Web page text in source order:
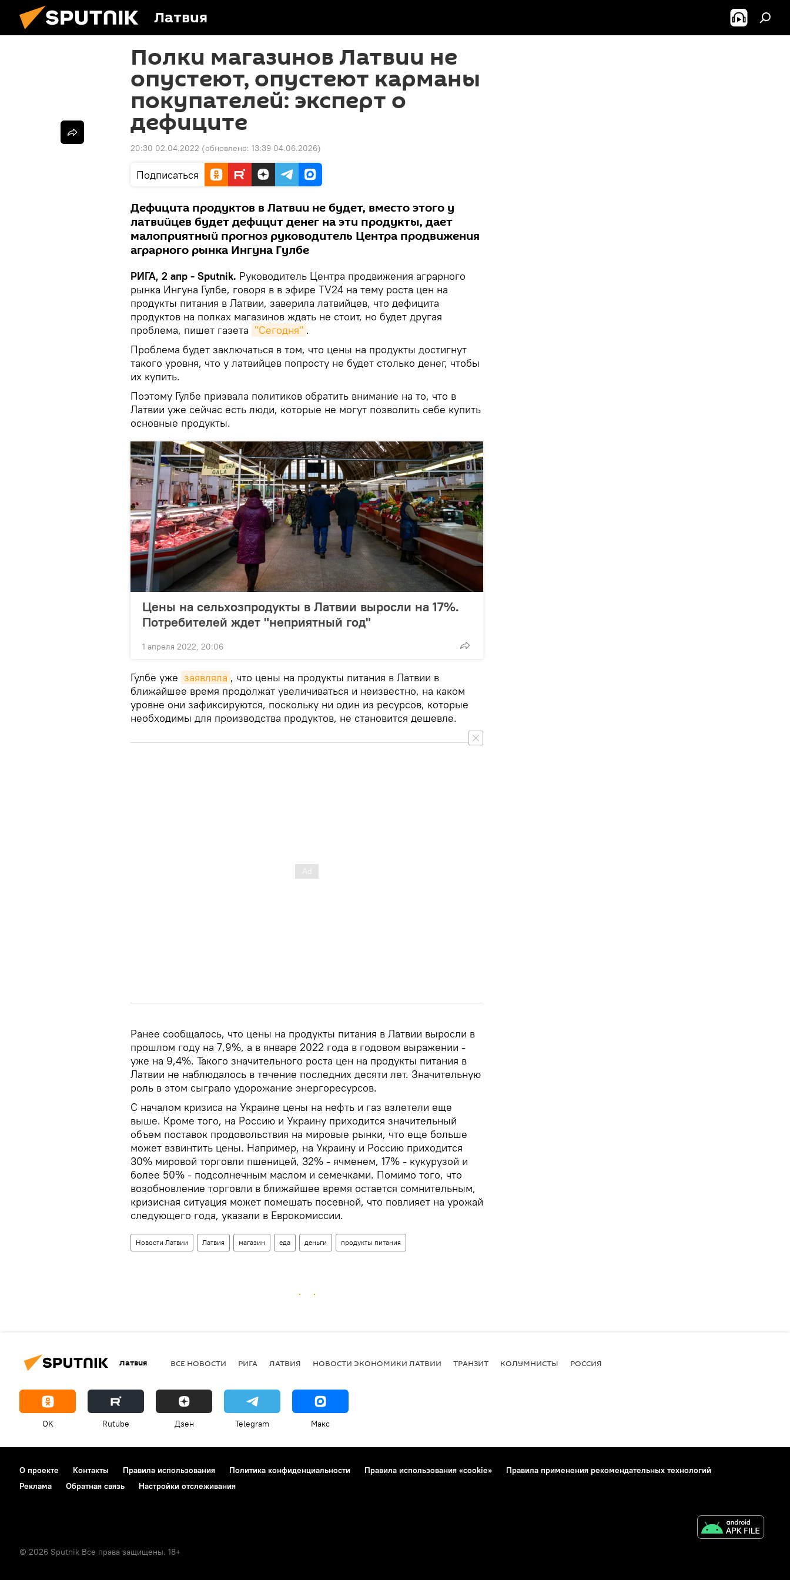
Латвия
Полки магазинов Латвии не
опустеют, опустеют карманы
покупателей: эксперт о
дефиците
20:30 02.04.2022 (обновлено: 13:39 04.06.2026)
Подписаться
Дефицита продуктов в Латвии не будет, вместо этого у
латвийцев будет дефицит денег на эти продукты, дает
малоприятный прогноз руководитель Центра продвижения
аграрного рынка Ингуна Гулбе
РИГА, 2 апр - Sputnik. Руководитель Центра продвижения аграрного
рынка Ингуна Гулбе, говоря в в эфире TV24 на тему роста цен на
продукты питания в Латвии, заверила латвийцев, что дефицита
продуктов на полках магазинов ждать не стоит, но будет другая
проблема, пишет газета "Сегодня" .
Проблема будет заключаться в том, что цены на продукты достигнут
такого уровня, что у латвийцев попросту не будет столько денег, чтобы
их купить.
Поэтому Гулбе призвала политиков обратить внимание на то, что в
Латвии уже сейчас есть люди, которые не могут позволить себе купить
основные продукты.
Цены на сельхозпродукты в Латвии выросли на 17%.
Потребителей ждет "неприятный год"
1 апреля 2022, 20:06
Гулбе уже заявляла , что цены на продукты питания в Латвии в
ближайшее время продолжат увеличиваться и неизвестно, на каком
уровне они зафиксируются, поскольку ни один из ресурсов, которые
необходимы для производства продуктов, не становится дешевле.
Ранее сообщалось, что цены на продукты питания в Латвии выросли в
прошлом году на 7,9%, а в январе 2022 года в годовом выражении -
уже на 9,4%. Такого значительного роста цен на продукты питания в
Латвии не наблюдалось в течение последних десяти лет. Значительную
роль в этом сыграло удорожание энергоресурсов.
С началом кризиса на Украине цены на нефть и газ взлетели еще
выше. Кроме того, на Россию и Украину приходится значительный
объем поставок продовольствия на мировые рынки, что еще больше
может взвинтить цены. Например, на Украину и Россию приходится
30% мировой торговли пшеницей, 32% - ячменем, 17% - кукурузой и
более 50% - подсолнечным маслом и семечками. Помимо того, что
возобновление торговли в ближайшее время остается сомнительным,
кризисная ситуация может помешать посевной, что повлияет на урожай
следующего года, указали в Еврокомиссии.
Новости Латвии Латвия магазин еда деньги продукты питания
Латвия ВСЕ НОВОСТИ РИГА ЛАТВИЯ НОВОСТИ ЭКОНОМИКИ ЛАТВИИ ТРАНЗИТ КОЛУМНИСТЫ РОССИЯ
OK Rutube Дзен Telegram Макс
О проекте Контакты Правила использования Политика конфиденциальности Правила использования «cookie»
Правила применения рекомендательных технологий
Реклама
Обратная связь Настройки отслеживания
© 2026 Sputnik Все права защищены. 18+